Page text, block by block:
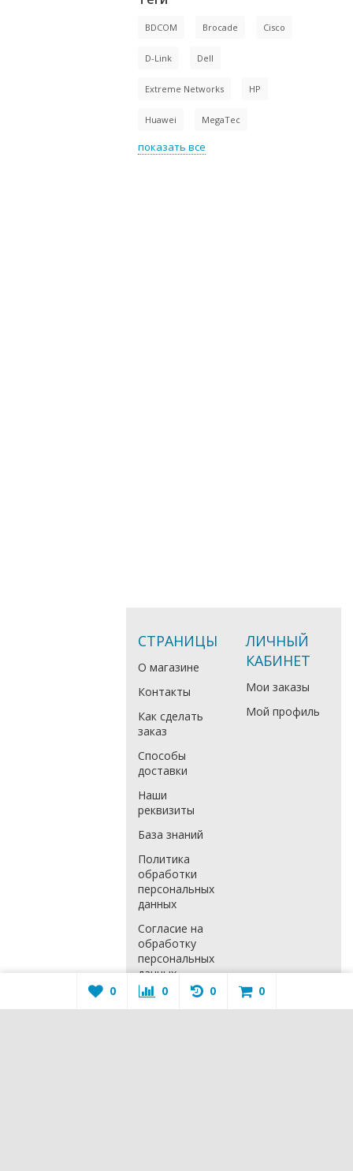
BDCOM Brocade Cisco
D-Link Dell
Extreme Networks HP
Huawei MegaTec
показать все
СТРАНИЦЫ
О магазине
Контакты
Как сделать
заказ
Способы
доставки
Наши
реквизиты
База знаний
Политика
обработки
персональных
данных
Согласие на
обработку
персональных
данных
Расширенная
гарантия
ЛИЧНЫЙ
КАБИНЕТ
Мои заказы
Мой профиль
0 0 0 0